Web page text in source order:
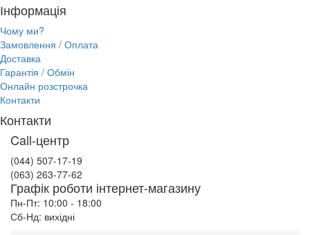
Інформація
Чому ми?
Замовлення / Оплата
Доставка
Гарантія / Обмін
Онлайн розстрочка
Контакти
Контакти
Call-центр
(044) 507-17-19
(063) 263-77-62
Графік роботи інтернет-магазину
Пн-Пт: 10:00 - 18:00
Сб-Нд: вихідні